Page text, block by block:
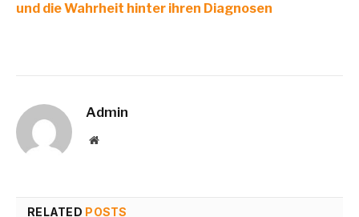
und die Wahrheit hinter ihren Diagnosen
Admin
Website
RELATED POSTS